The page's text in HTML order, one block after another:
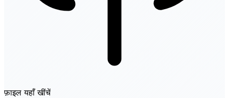
फ़ाइल यहाँ खींचें